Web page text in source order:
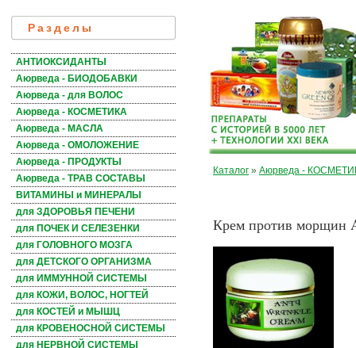
Разделы
АНТИОКСИДАНТЫ
Аюрведа - БИОДОБАВКИ
Аюрведа - для ВОЛОС
Аюрведа - КОСМЕТИКА
Аюрведа - МАСЛА
Аюрведа - ОМОЛОЖЕНИЕ
Аюрведа - ПРОДУКТЫ
Аюрведа - ТРАВ СОСТАВЫ
ВИТАМИНЫ и МИНЕРАЛЫ
для ЗДОРОВЬЯ ПЕЧЕНИ
для ПОЧЕК И СЕЛЕЗЕНКИ
для ГОЛОВНОГО МОЗГА
для ДЕТСКОГО ОРГАНИЗМА
для ИММУННОЙ СИСТЕМЫ
для КОЖИ, ВОЛОС, НОГТЕЙ
для КОСТЕЙ и МЫШЦ
для КРОВЕНОСНОЙ СИСТЕМЫ
для НЕРВНОЙ СИСТЕМЫ
Каталог » Аюрведа -
Крем против морщин